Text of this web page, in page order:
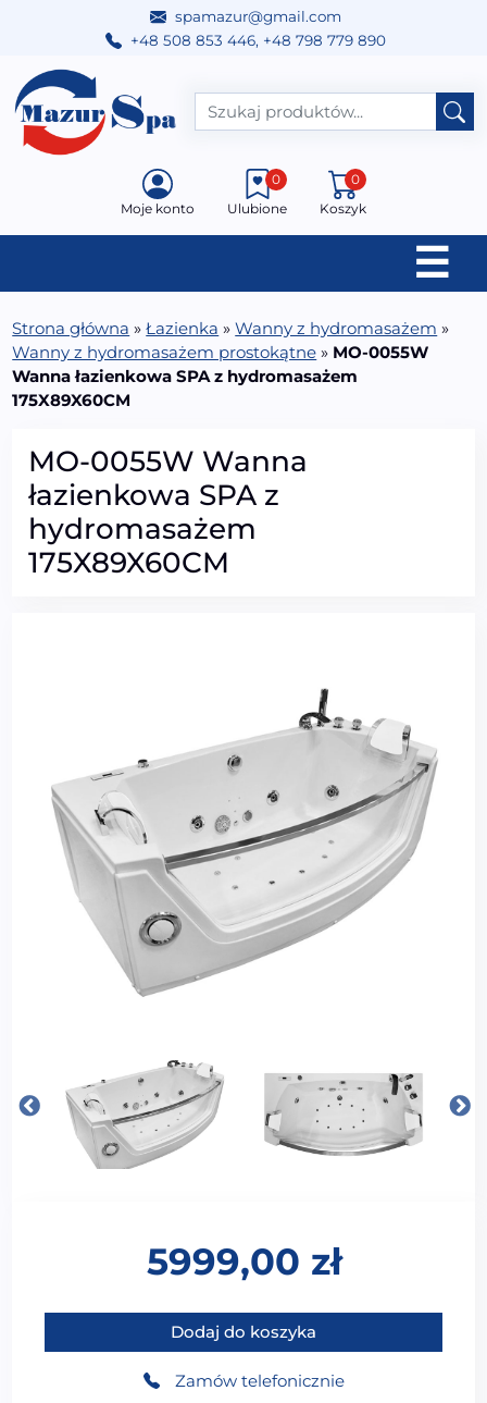
spamazur@gmail.com
+48 508 853 446, +48 798 779 890
Przejdź do treści
Main Navigation
Moje konto Ulubione
0
Koszyk
0
☰
Strona główna »Łazienka »Wanny z hydromasażem »
Wanny z hydromasażem prostokątne » MO-0055W
Wanna łazienkowa SPA z hydromasażem
175X89X60CM
MO-0055W Wanna
łazienkowa SPA z
hydromasażem
175X89X60CM
5999,00 zł
ilość MO-0055W Wanna łazienkowa SPA z
Dodaj do koszyka
Zamów telefonicznie